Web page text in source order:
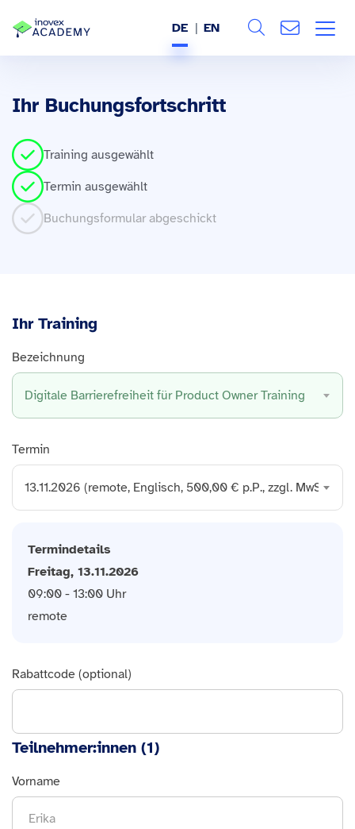
BRANCHEN
REFERENZEN
DE EN
Alle
Ihr Buchungsfortschritt
Training ausgewählt
Termin ausgewählt
Buchungsformular abgeschickt
Ihr Training
Bezeichnung
Digitale Barrierefreiheit für Product Owner Training
Termin
13.11.2026 (remote, Englisch, 500,00 € p.P., zzgl. MwSt.)
Termindetails
Freitag, 13.11.2026
09:00 - 13:00 Uhr
remote
Rabattcode (optional)
Teilnehmer:innen (1)
Vorname